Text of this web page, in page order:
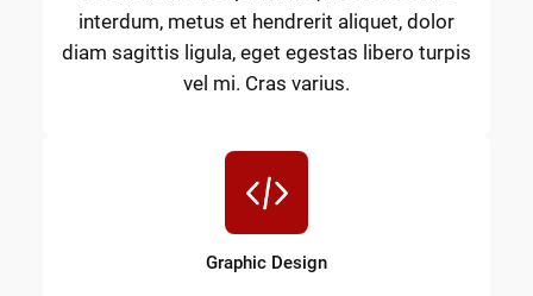
interdum, metus et hendrerit aliquet, dolor
diam sagittis ligula, eget egestas libero turpis
vel mi. Cras varius.
Graphic Design